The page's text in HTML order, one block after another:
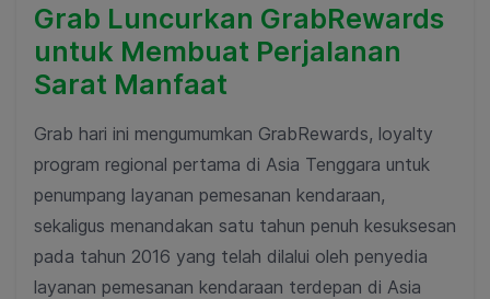
Grab Luncurkan GrabRewards
untuk Membuat Perjalanan
Sarat Manfaat
Grab hari ini mengumumkan GrabRewards, loyalty
program regional pertama di Asia Tenggara untuk
penumpang layanan pemesanan kendaraan,
sekaligus menandakan satu tahun penuh kesuksesan
pada tahun 2016 yang telah dilalui oleh penyedia
layanan pemesanan kendaraan terdepan di Asia